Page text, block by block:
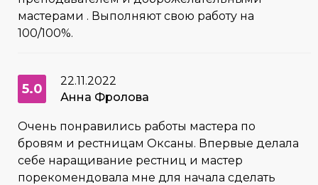
мастерами . Выполняют свою работу на
100/100%.
5.0
22.11.2022
Анна Фролова
Очень понравились работы мастера по
бровям и рестницам Оксаны. Впервые делала
себе наращивание рестниц и мастер
порекомендовала мне для начала сделать